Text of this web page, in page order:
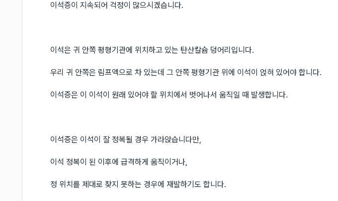
이석증이 지속되어 걱정이 많으시겠습니다.
이석은 귀 안쪽 평형기관에 위치하고 있는 탄산칼슘 덩어리입니다.
우리 귀 안쪽은 림프액으로 차 있는데 그 안쪽 평형기관 위에 이석이 얹혀 있어야 합니다.
이석증은 이 이석이 원래 있어야 할 위치에서 벗어나서 움직일 때 발생합니다.
이석증은 이석이 잘 정복될 경우 가라앉습니다만,
이석 정복이 된 이후에 급격하게 움직이거나,
정 위치를 제대로 찾지 못하는 경우에 재발하기도 합니다.